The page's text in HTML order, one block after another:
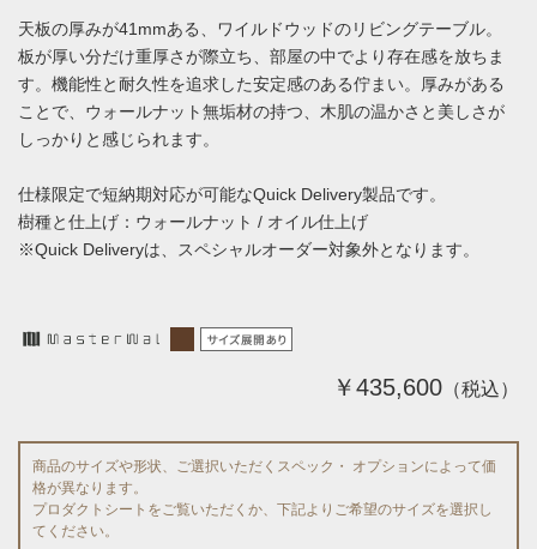
天板の厚みが41mmある、ワイルドウッドのリビングテーブル。
板が厚い分だけ重厚さが際立ち、部屋の中でより存在感を放ちま
す。機能性と耐久性を追求した安定感のある佇まい。厚みがある
ことで、ウォールナット無垢材の持つ、木肌の温かさと美しさが
しっかりと感じられます。
仕様限定で短納期対応が可能なQuick Delivery製品です。
樹種と仕上げ：ウォールナット / オイル仕上げ
※Quick Deliveryは、スペシャルオーダー対象外となります。
￥435,600 （税込）
商品のサイズや形状、ご選択いただくスペック・ オプションによって価
格が異なります。
プロダクトシートをご覧いただくか、下記よりご希望のサイズを選択し
てください。